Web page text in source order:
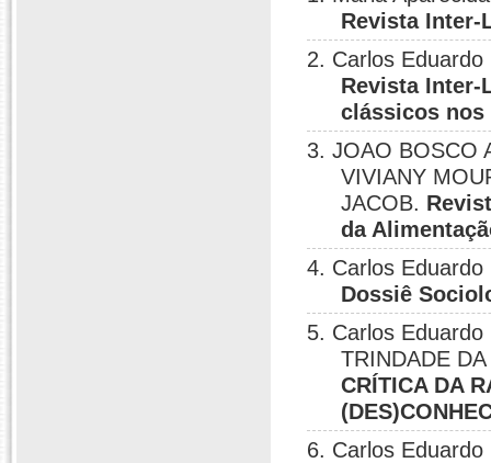
Revista Inter-
2. Carlos
Revista Inter-
clássicos nos
3. JOAO BOSCO
VIVIANY
JACOB.
da
4. Carlos
Dossiê
5. Carlos
TRINDADE
CRÍTICA DA
6. Carlos